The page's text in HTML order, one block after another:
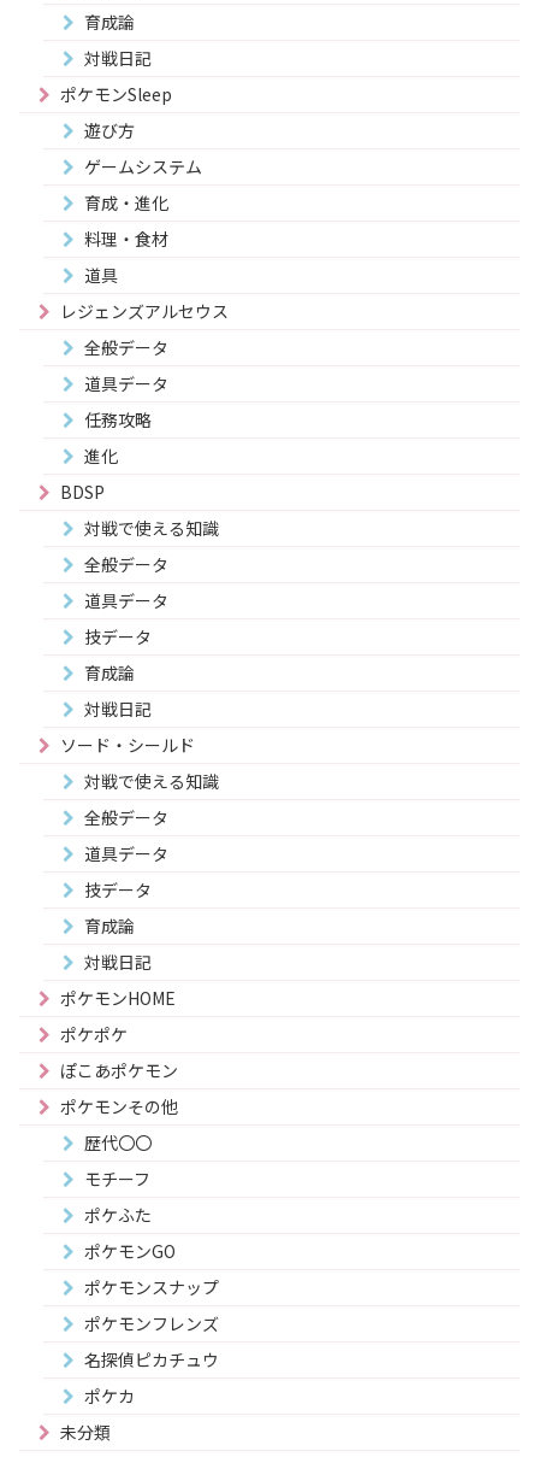
育成論
対戦日記
ポケモンSleep
遊び方
ゲームシステム
育成・進化
料理・食材
道具
レジェンズアルセウス
全般データ
道具データ
任務攻略
進化
BDSP
対戦で使える知識
全般データ
道具データ
技データ
育成論
対戦日記
ソード・シールド
対戦で使える知識
全般データ
道具データ
技データ
育成論
対戦日記
ポケモンHOME
ポケポケ
ぽこあポケモン
ポケモンその他
歴代〇〇
モチーフ
ポケふた
ポケモンGO
ポケモンスナップ
ポケモンフレンズ
名探偵ピカチュウ
ポケカ
未分類